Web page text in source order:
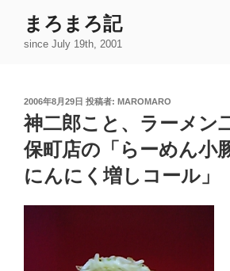
まろまろ記
since July 19th, 2001
投
稿
日:
2006年8月29日 投稿者: MAROMARO
神二郎こと、ラーメン
保町店の「らーめん小
にんにく増しコール」